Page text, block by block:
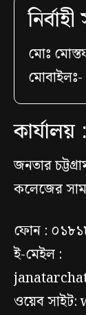
মোঃ
কার্যালয় :
জনতার
কলেজের
ফোন :
ই-মেইল :
ওয়েব